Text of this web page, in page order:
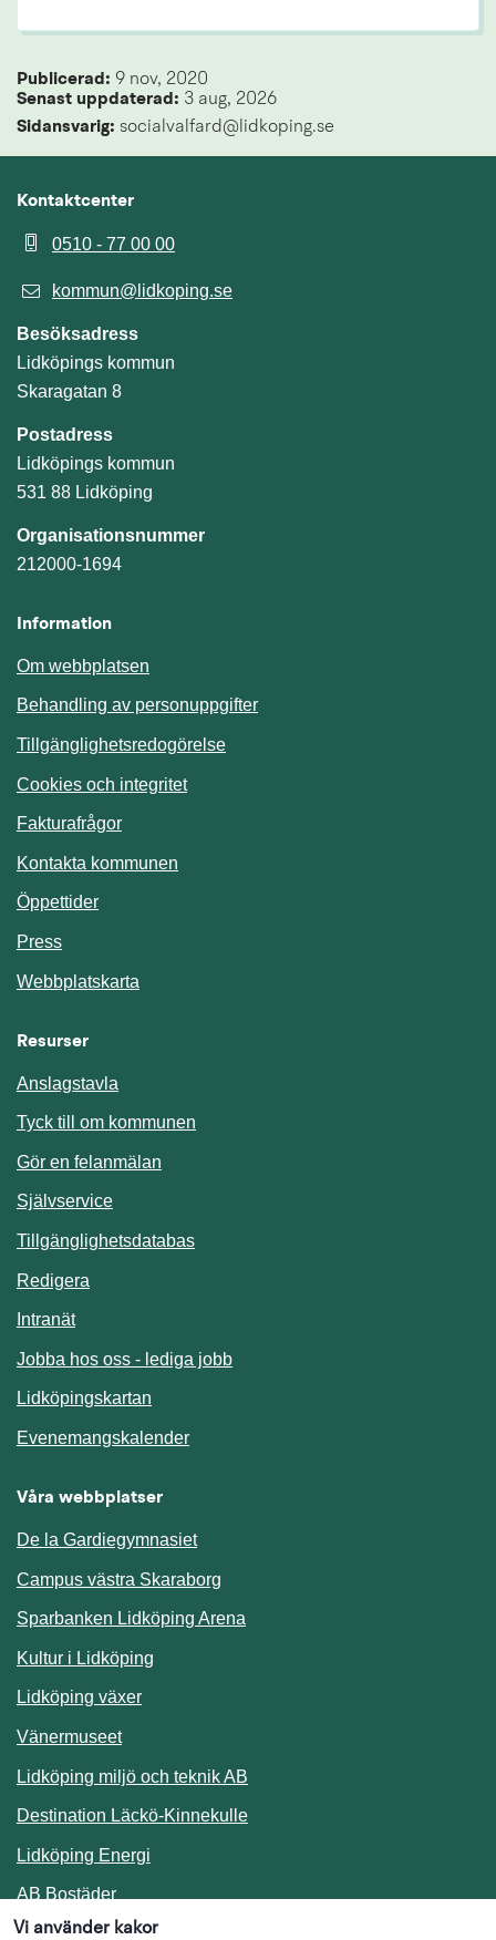
Vi använder kakor
Publicerad: 9 nov, 2020
Senast uppdaterad: 3 aug, 2026
Sidansvarig: socialvalfard@lidkoping.se
Kontaktcenter
0510 - 77 00 00
kommun@lidkoping.se
Besöksadress
Lidköpings kommun
Skaragatan 8
Postadress
Lidköpings kommun
531 88 Lidköping
Organisationsnummer
212000-1694
Information
Om webbplatsen
Behandling av personuppgifter
Tillgänglighetsredogörelse
Cookies och integritet
Fakturafrågor
Kontakta kommunen
Öppettider
Press
Webbplatskarta
Resurser
Anslagstavla
Tyck till om kommunen
Gör en felanmälan
SjälvserviceLänk till annan webbplats.
TillgänglighetsdatabasLänk till annan webbplats.
Redigera
IntranätLänk till annan webbplats.
Jobba hos oss - lediga jobb
Lidköpingskartan
EvenemangskalenderLänk till annan webbplats.
Våra webbplatser
De la Gardiegymnasiet
Campus västra Skaraborg
Sparbanken Lidköping Arena
Kultur i Lidköping
Lidköping växer
Vänermuseet
Lidköping miljö och teknik AB
Destination Läckö-KinnekulleLänk till annan webbplats.
Lidköping Energi
AB BostäderLänk till annan webbplats.